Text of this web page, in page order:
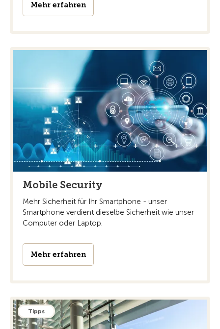
Mehr erfahren
Mobile Security
Mehr Sicherheit für Ihr Smartphone - unser
Smartphone verdient dieselbe Sicherheit wie unser
Computer oder Laptop.
Mehr erfahren
Tipps